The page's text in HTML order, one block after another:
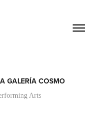
GALERÍA COSMO
Arts